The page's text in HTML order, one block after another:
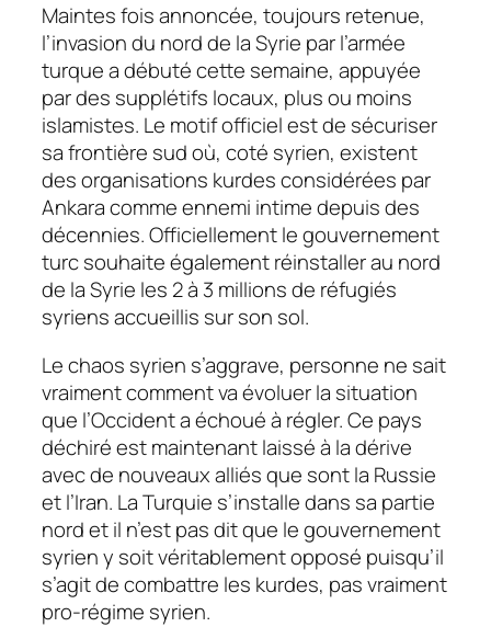
Maintes fois annoncée, toujours retenue,
l’invasion du nord de la Syrie par l’armée
turque a débuté cette semaine, appuyée
par des supplétifs locaux, plus ou moins
islamistes. Le motif officiel est de sécuriser
sa frontière sud où, coté syrien, existent
des organisations kurdes considérées par
Ankara comme ennemi intime depuis des
décennies. Officiellement le gouvernement
turc souhaite également réinstaller au nord
de la Syrie les 2 à 3 millions de réfugiés
syriens accueillis sur son sol.
Le chaos syrien s’aggrave, personne ne sait
vraiment comment va évoluer la situation
que l’Occident a échoué à régler. Ce pays
déchiré est maintenant laissé à la dérive
avec de nouveaux alliés que sont la Russie
et l’Iran. La Turquie s’installe dans sa partie
nord et il n’est pas dit que le gouvernement
syrien y soit véritablement opposé puisqu’il
s’agit de combattre les kurdes, pas vraiment
pro-régime syrien.